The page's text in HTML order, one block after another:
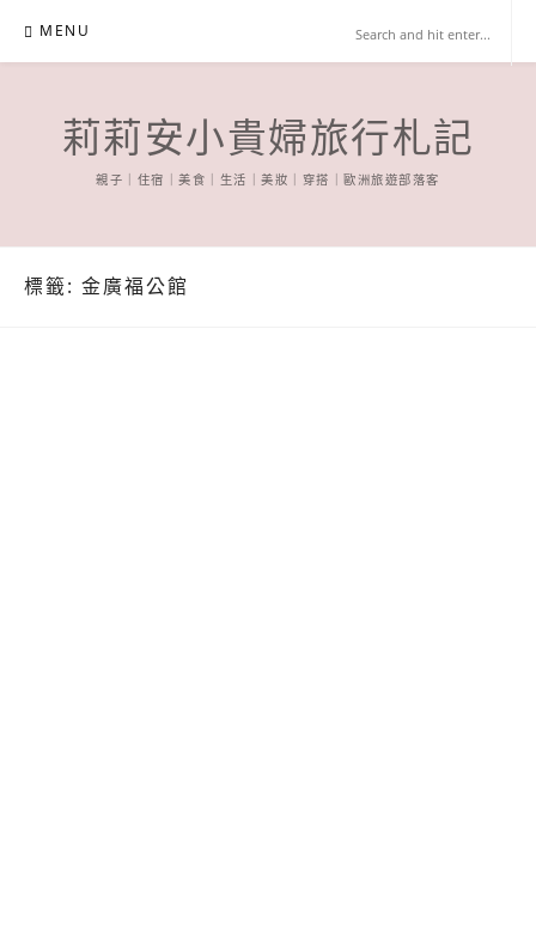
content
MENU
莉莉安小貴婦旅行札記
親子｜住宿｜美食｜生活｜美妝｜穿搭｜歐洲旅遊部落客
標籤: 金廣福公館